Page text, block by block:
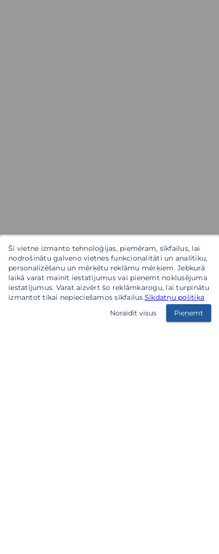
Šī vietne izmanto tehnoloģijas, piemēram, sīkfailus, lai
nodrošinātu galveno vietnes funkcionalitāti un analītiku,
personalizēšanu un mērķētu reklāmu mērķiem. Jebkurā
laikā varat mainīt iestatījumus vai pieņemt noklusējuma
iestatījumus. Varat aizvērt šo reklāmkarogu, lai turpinātu
izmantot tikai nepieciešamos sīkfailus.Sīkdatņu politika
Noraidīt visus
Pieņemt